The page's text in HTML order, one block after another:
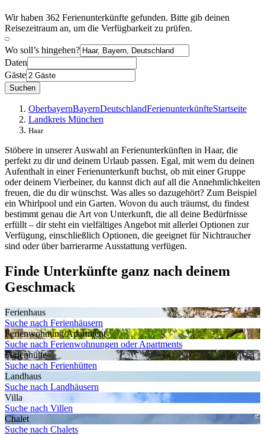
Wir haben 362 Ferienunterkünfte gefunden. Bitte gib deinen
Reisezeitraum an, um die Verfügbarkeit zu prüfen.
Wo soll’s hingehen?
Daten
Gäste
Suchen
OberbayernBayernDeutschlandFerienunterkünfteStartseite
Landkreis München
Haar
Stöbere in unserer Auswahl an Ferienunterkünften in Haar, die
perfekt zu dir und deinem Urlaub passen. Egal, mit wem du deinen
Aufenthalt in einer Ferienunterkunft buchst, ob mit einer Gruppe
oder deinem Vierbeiner, du kannst dich auf all die Annehmlichkeiten
freuen, die du dir wünschst. Was alles so dazugehört? Zum Beispiel
ein Whirlpool und ein Garten. Wovon du auch träumst, du findest
bestimmt genau die Art von Unterkunft, die all deine Bedürfnisse
erfüllt – dir steht ein vielfältiges Angebot mit allerlei Optionen zur
Verfügung, einschließlich Optionen, die geeignet für Nichtraucher
sind oder über barrierarme Ausstattung verfügen.
Finde Unterkünfte ganz nach deinem
Geschmack
Ferienhaus
Suche nach Ferienhäusern
Ferienwohnung/Apartment
Suche nach Ferienwohnungen oder Apartments
Ferienhütte
Suche nach Ferienhütten
Landhaus
Suche nach Landhäusern
Villa
Suche nach Villen
Chalet
Suche nach Chalets